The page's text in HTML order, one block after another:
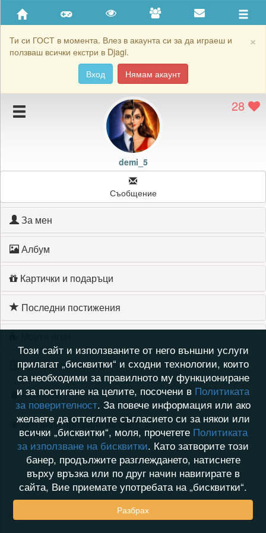
×
Ти си ГОСТ в момента. Влез в акаунта си за да играеш и
ползваш всички екстри в Djagi.
Вход
Нямам акаунт
Приятели
Хронология на игри
Подаръците на demi_5
Картичките на demi_5
28
demi_5
Съобщение
За мен
Албум
Картички и подаръци
Последни постижения
Хронология на игри
Активност
Кой видя профила на demi_5
Този сайт и използваните от него външни услуги
прилагат „бисквитки“ и сходни технологии, които
са необходими за правилното му функциониране
и за постигане на целите, посочени в Политиката
за поверителност. За повече информация или ако
желаете да оттеглите съгласието си за някои или
всички „бисквитки“, моля, прочетете Политиката
за използване на бисквитки. Като затворите този
банер, продължите разглеждането, натиснете
върху връзка или по друг начин навигирате в
сайта, Вие приемате употребата на „бисквитки“.
Разбрах